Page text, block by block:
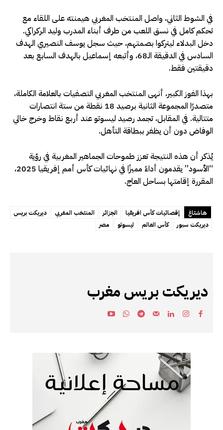
في الشوط الثاني، واصل المنتخب المغربي هيمنته على اللقاء مع
تحكم كامل في نسق اللعب من طرف أبناء المدرب وليد الركراكي.
دخل البدلاء ليتركوا بصمتهم، حيث سجل يوسف النصيري الهدف
السادس في الدقيقة الـ68، وأتبعه إسماعيل بالهدف السابع بعد
دقيقتين فقط.
بهذا الفوز الكبير، أنهى المنتخب المغربي التصفيات بالعلامة الكاملة،
متصدرًا المجموعة الثانية برصيد 18 نقطة من ستة انتصارات
متتالية. في المقابل، تجمد رصيد ليسوتو عند أربع نقاط وخرج خالي
الوفاض دون أن يظفر ببطاقة التأهل.
يُذكر أن هذه النتيجة تعزز طموحات الجماهير المغربية في رؤية
“الأسود” يقدمون أداءً مميزًا في نهائيات كأس أمم إفريقيا 2025،
المقررة إقامتها بساحل العاج.
هاشتاغ إقصائيات كأس افريقيا الجزائر المنتخب المغربي
ديريكت بريس
ديريكت سبور
كأس العالم ليسوتو مصر
ديريكت بريس مغرب